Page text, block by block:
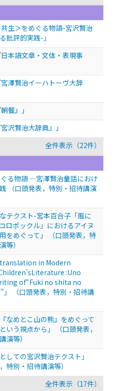
生＞をめぐる物語-宮沢賢治
批評的実践-」
本語文章・文体・表現事
澤賢治イーハトーヴ大辞
餐』」
沢賢治大辞典』」
全件表示（22件）
る物語 —宮澤賢治童話におけ
（口頭発表，特別・招待講演
なテクスト-宮本百合子「風に
ロポックル」におけるアイヌ
をめぐって」
（口頭発表，特
等）
translation in Modern
:Uno
of“Fuki no shita no
（口頭発表，特別・招待講
『なめとこ山の熊』をめぐって
いう視点から」
（口頭発表，
演等）
しての宮沢賢治テクスト」
特別・招待講演等）
全件表示（17件）